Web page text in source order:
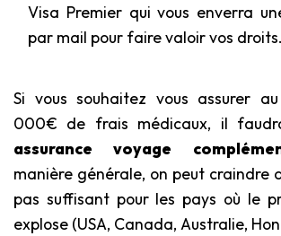
Visa Premier qui vous enverra
par mail pour faire valoir vos droits.
Si vous souhaitez vous assurer
000€ de frais médicaux, il
assurance voyage
manière générale, on peut craindre
pas suffisant pour les pays où le
explose (USA, Canada, Australie,